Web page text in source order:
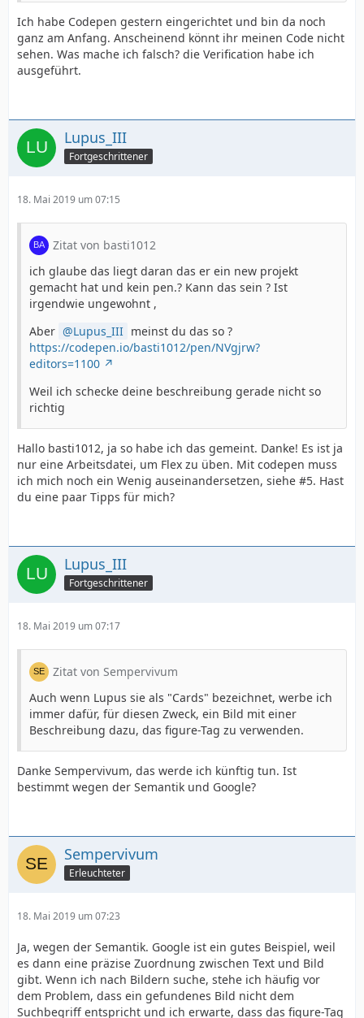
Ich habe Codepen gestern eingerichtet und bin da noch
ganz am Anfang. Anscheinend könnt ihr meinen Code nicht
sehen. Was mache ich falsch? die Verification habe ich
ausgeführt.
Lupus_III
Fortgeschrittener
18. Mai 2019 um 07:15
Zitat von basti1012
ich glaube das liegt daran das er ein new projekt
gemacht hat und kein pen.? Kann das sein ? Ist
irgendwie ungewohnt ,
Aber
Lupus_III meinst du das so ?
https://codepen.io/basti1012/pen/NVgjrw?
editors=1100
Weil ich schecke deine beschreibung gerade nicht so
richtig
Hallo basti1012, ja so habe ich das gemeint. Danke! Es ist ja
nur eine Arbeitsdatei, um Flex zu üben. Mit codepen muss
ich mich noch ein Wenig auseinandersetzen, siehe #5. Hast
du eine paar Tipps für mich?
Lupus_III
Fortgeschrittener
18. Mai 2019 um 07:17
Zitat von Sempervivum
Auch wenn Lupus sie als "Cards" bezeichnet, werbe ich
immer dafür, für diesen Zweck, ein Bild mit einer
Beschreibung dazu, das figure-Tag zu verwenden.
Danke Sempervivum, das werde ich künftig tun. Ist
bestimmt wegen der Semantik und Google?
Sempervivum
Erleuchteter
18. Mai 2019 um 07:23
Ja, wegen der Semantik. Google ist ein gutes Beispiel, weil
es dann eine präzise Zuordnung zwischen Text und Bild
gibt. Wenn ich nach Bildern suche, stehe ich häufig vor
dem Problem, dass ein gefundenes Bild nicht dem
Suchbegriff entspricht und ich erwarte, dass das figure-Tag